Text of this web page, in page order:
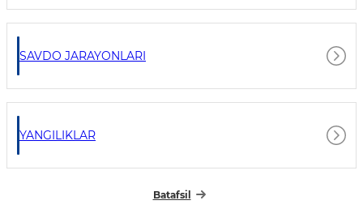
SAVDO JARAYONLARI
YANGILIKLAR
Batafsil